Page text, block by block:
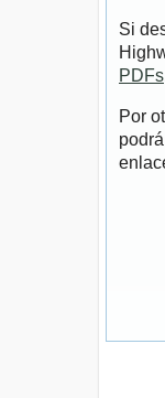
Si
PDFs
Por